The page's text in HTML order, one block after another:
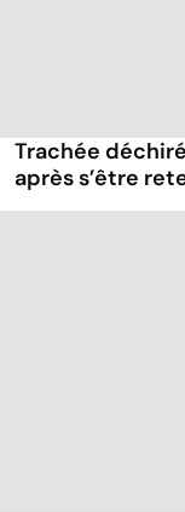
Trachée
après s’être